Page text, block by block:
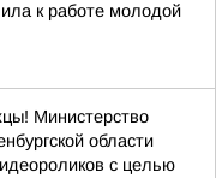
к работе молодой
Министерство
области
с целью